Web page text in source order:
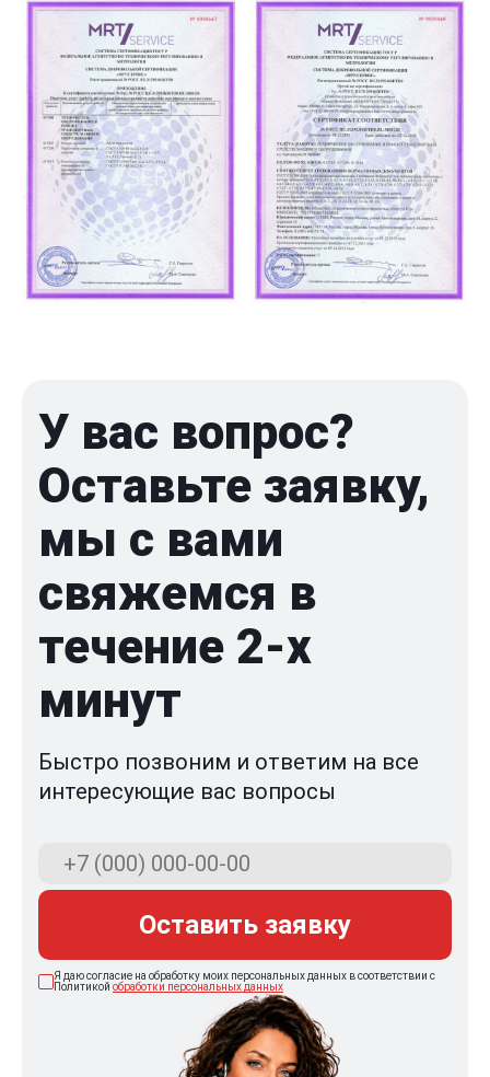
У вас вопрос?
Оставьте заявку,
мы с вами
свяжемся в
течение 2-x
минут
Быстро позвоним и ответим на все
интересующие вас вопросы
Оставить заявку
Я даю согласие на обработку моих персональных данных в соответствии с
Политикой обработки персональных данных